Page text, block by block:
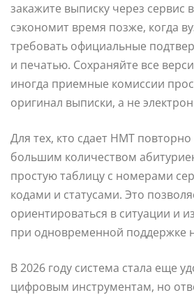
закажите выписку через сервис
сэкономит время позже, когда
требовать официальные
и печатью. Сохраняйте все
иногда приемные комиссии
оригинал выписки, а не
Для тех, кто сдает НМТ повторно
большим количеством
простую таблицу с номерами
кодами и статусами. Это
ориентироваться в ситуации и
при одновременной поддержке
В 2026 году система стала еще
цифровым инструментам, но